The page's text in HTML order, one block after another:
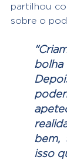
partilhou
sobre o
bem,
isso